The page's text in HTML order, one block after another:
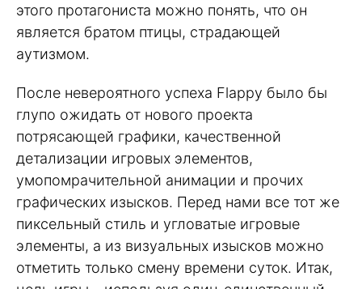
этого протагониста можно понять, что он
является братом птицы, страдающей
аутизмом.
После невероятного успеха Flappy было бы
глупо ожидать от нового проекта
потрясающей графики, качественной
детализации игровых элементов,
умопомрачительной анимации и прочих
графических изысков. Перед нами все тот же
пиксельный стиль и угловатые игровые
элементы, а из визуальных изысков можно
отметить только смену времени суток. Итак,